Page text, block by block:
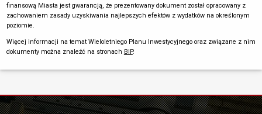
finansową Miasta jest gwarancją, że prezentowany dokument został opracowany z
zachowaniem zasady uzyskiwania najlepszych efektów z wydatków na określonym
poziomie.
Więcej informacji na temat Wieloletniego Planu Inwestycyjnego oraz związane z nim
dokumenty można znaleźć na stronach BIP.